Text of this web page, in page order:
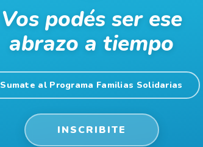
Vos podés ser ese
abrazo a tiempo
Sumate al Programa Familias Solidarias
INSCRIBITE